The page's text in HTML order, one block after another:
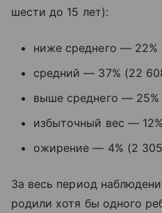
шести до 15 лет):
ниже среднего — 22%
средний — 37% (22
выше среднего — 25%
избыточный вес —
ожирение — 4% (2
За весь период
родили хотя бы одного